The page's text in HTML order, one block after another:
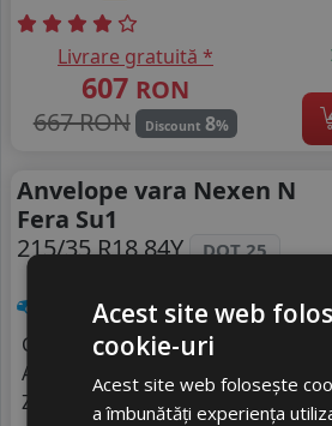
Livrare gratuită *
607 RON
667 RON
Discount 8%
Anvelope vara Nexen N
Fera Su1
215/35 R18 84Y DOT 25
Turisme
Consum D
Aderenta
Zgomot B 72 dB
Acest site web
cookie-uri
Acest site web folosește
a îmbunătăți experiența